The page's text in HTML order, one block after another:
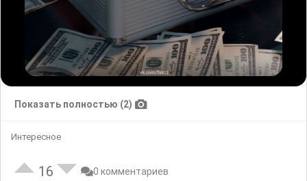
Показать полностью (2)
Интересное
16 0 комментариев